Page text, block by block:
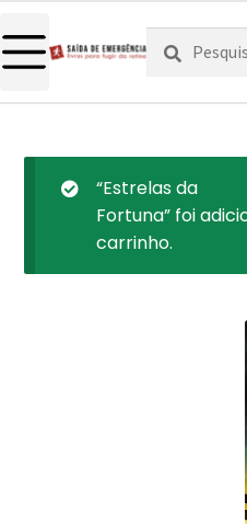
Pesquisar
por:
Pesquisa
“Estrelas da
Fortuna” foi
carrinho.